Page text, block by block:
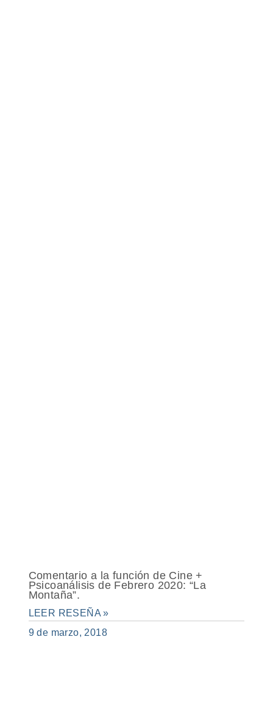
Comentario a la función de Cine +
Psicoanálisis de Febrero 2020: “La
Montaña”.
LEER RESEÑA »
9 de marzo, 2018